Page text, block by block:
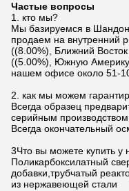
Частые вопросы
1. кто мы?
Мы базируемся в
продаем на внутренний
((8.00%), Ближний
((5.00%), Южную
нашем офисе около 51-
2. как мы можем
Всегда образец
серийным
Всегда окончательный
3Что вы можете купить у
Поликарбоксилатный
добавки,трубчатый
из нержавеющей стали